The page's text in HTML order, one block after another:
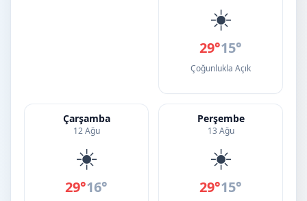
☀️
29°15°
Çoğunlukla Açık
Çarşamba
12 Ağu
☀️
29°16°
Perşembe
13 Ağu
☀️
29°15°